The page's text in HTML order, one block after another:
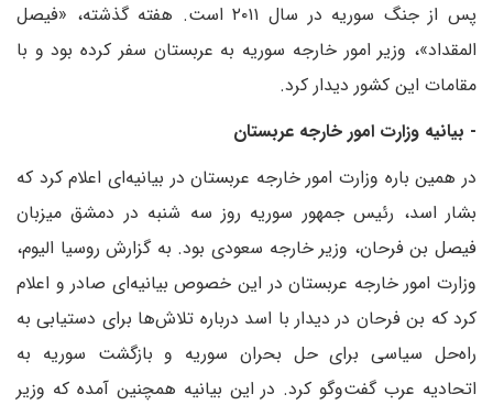
پس از جنگ سوریه در سال ۲۰۱۱ است. هفته گذشته، «فیصل
المقداد»، وزیر امور خارجه سوریه به عربستان سفر کرده بود و با
مقامات این کشور دیدار کرد.
- بیانیه وزارت امور خارجه عربستان
در همین باره وزارت امور خارجه عربستان در بیانیه‌ای اعلام کرد که
بشار اسد، رئیس جمهور سوریه روز سه شنبه در دمشق میزبان
فیصل بن فرحان، وزیر خارجه سعودی بود. به گزارش روسیا الیوم،
وزارت امور خارجه عربستان در این خصوص بیانیه‌ای صادر و اعلام
کرد که بن فرحان در دیدار با اسد درباره تلاش‌ها برای دستیابی به
راه‌حل سیاسی برای حل بحران سوریه و بازگشت سوریه به
اتحادیه عرب گفت‌وگو کرد. در این بیانیه همچنین آمده که وزیر